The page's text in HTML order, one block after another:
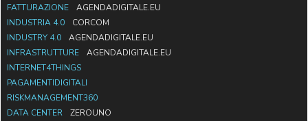
FATTURAZIONE
AGENDADIGITALE.EU
INDUSTRIA 4.0
CORCOM
INDUSTRY 4.0
AGENDADIGITALE.EU
INFRASTRUTTURE
AGENDADIGITALE.EU
INTERNET4THINGS
PAGAMENTIDIGITALI
RISKMANAGEMENT360
DATA CENTER
ZEROUNO